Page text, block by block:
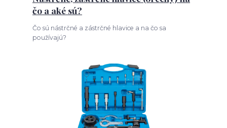
čo a aké sú?
Čo sú nástrčné a zástrčné hlavice a na čo sa
používajú?